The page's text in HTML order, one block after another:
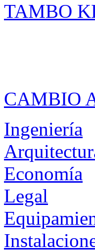
TAMBO
CAMBIO
Ingeniería
Economía
Legal